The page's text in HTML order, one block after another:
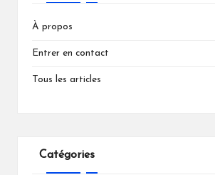
À propos
Entrer en contact
Tous les articles
Catégories